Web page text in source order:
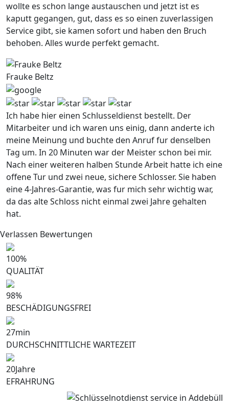
wollte es schon lange austauschen und jetzt ist es
kaputt gegangen, gut, dass es so einen zuverlassigen
Service gibt, sie kamen sofort und haben den Bruch
behoben. Alles wurde perfekt gemacht.
Frauke Beltz
Ich habe hier einen Schlusseldienst bestellt. Der
Mitarbeiter und ich waren uns einig, dann anderte ich
meine Meinung und buchte den Anruf fur denselben
Tag um. In 20 Minuten war der Meister schon bei mir.
Nach einer weiteren halben Stunde Arbeit hatte ich eine
offene Tur und zwei neue, sichere Schlosser. Sie haben
eine 4-Jahres-Garantie, was fur mich sehr wichtig war,
da das alte Schloss nicht einmal zwei Jahre gehalten
hat.
Verlassen Bewertungen
100%
QUALITÄT
98%
BESCHÄDIGUNGSFREI
27min
DURCHSCHNITTLICHE WARTEZEIT
20Jahre
EFRAHRUNG